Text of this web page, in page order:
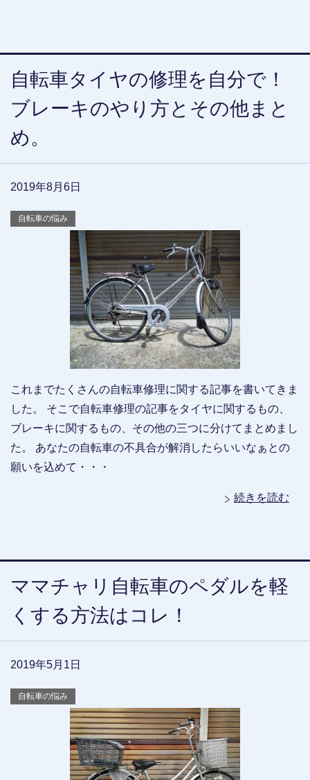
自転車タイヤの修理を自分で！
ブレーキのやり方とその他まと
め。
2019年8月6日
自転車の悩み
これまでたくさんの自転車修理に関する記事を書いてきま
した。 そこで自転車修理の記事をタイヤに関するもの、
ブレーキに関するもの、その他の三つに分けてまとめまし
た。 あなたの自転車の不具合が解消したらいいなぁとの
願いを込めて・・・
続きを読む
ママチャリ自転車のペダルを軽
くする方法はコレ！
2019年5月1日
自転車の悩み